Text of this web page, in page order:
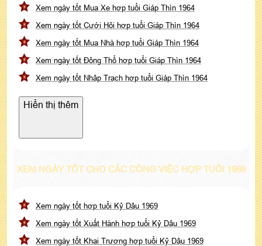
Xem ngày tốt Mua Xe hợp tuổi Giáp Thìn 1964
Xem ngày tốt Cưới Hỏi hợp tuổi Giáp Thìn 1964
Xem ngày tốt Mua Nhà hợp tuổi Giáp Thìn 1964
Xem ngày tốt Động Thổ hợp tuổi Giáp Thìn 1964
Xem ngày tốt Nhập Trạch hợp tuổi Giáp Thìn 1964
Hiển thị thêm
XEM NGÀY TỐT CHO CÁC CÔNG VIỆC HỢP TUỔI 1969
Xem ngày tốt hợp tuổi Kỷ Dậu 1969
Xem ngày tốt Xuất Hành hợp tuổi Kỷ Dậu 1969
Xem ngày tốt Khai Trương hợp tuổi Kỷ Dậu 1969